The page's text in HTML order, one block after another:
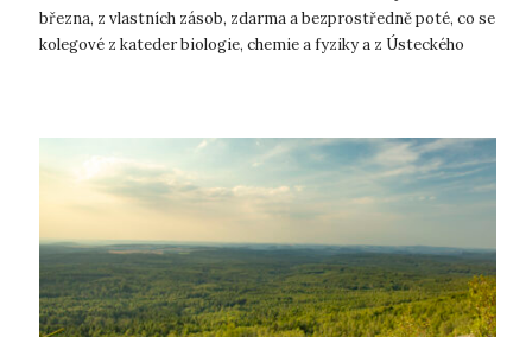
března, z vlastních zásob, zdarma a bezprostředně poté, co se
kolegové z kateder biologie, chemie a fyziky a z Ústeckého